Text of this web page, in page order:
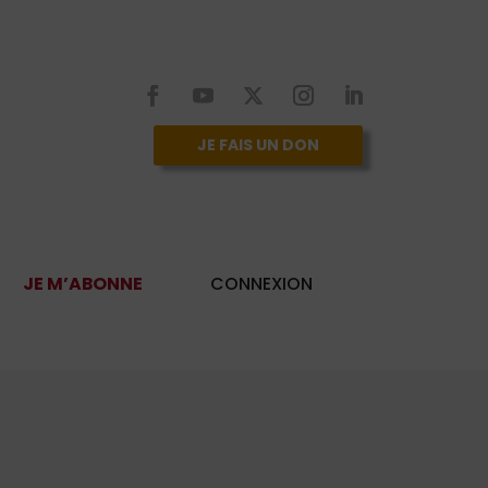
JE FAIS UN DON
JE M’ABONNE
CONNEXION